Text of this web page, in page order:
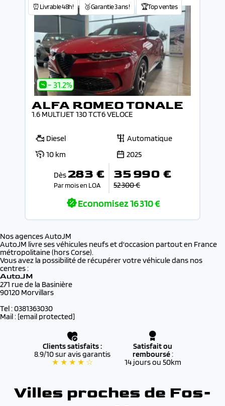
⏰Livrable 48h! 🥉Garantie 3 ans ! 🏆Top ventes
- 31.2%
ALFA ROMEO TONALE
1.6 MULTIJET 130 TCT6 VELOCE
Diesel
Automatique
10 km
2025
Dès 283 €
Par mois en LOA
35 990 €
52 300 €
Economisez16 310 €
Nos agences AutoJM
AutoJM livre ses véhicules neufs et d'occasion partout en France
métropolitaine (hors Corse).
Vous avez la possibilité de récupérer votre véhicule dans nos
centres :
AutoJM
271 rue de la Basinière
90120 Morvillars
Tel : 0381363030
Mail : [email protected]
Clients satisfaits :
8.9/10 sur avis garantis
★ ★ ★ ★ ☆
Satisfait ou
remboursé:
14 jours ou 50km
Villes proches de Fos-